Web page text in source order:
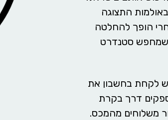
התצוגה
הופך להחלטה
שמחפש סטנדרט
לקחת בחשבון את
דרך בקרת
משלוחים מהמכס.